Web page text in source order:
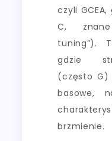
czyli
C,
tuning”).
gdzie
(często G)
basowe,
brzmienie.